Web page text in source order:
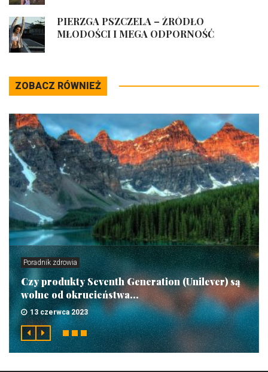
PIERZGA PSZCZELA – ŹRÓDŁO
MŁODOŚCI I MEGA ODPORNOŚĆ
ZOBACZ RÓWNIEŻ
Poradnik zdrowia
Czy produkty Seventh Generation (Unilever) są
wolne od okrucieństwa...
13 czerwca 2023